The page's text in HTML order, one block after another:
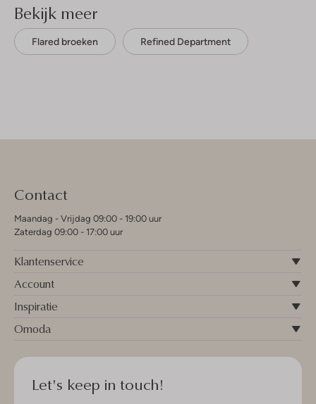
Bekijk meer
Flared broeken Refined Department
Contact
Maandag - Vrijdag 09:00 - 19:00 uur
Zaterdag 09:00 - 17:00 uur
Klantenservice
Account
Inspiratie
Omoda
Let's keep in touch!